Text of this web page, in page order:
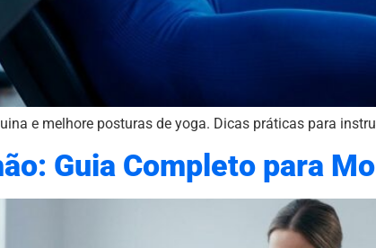
e melhore posturas de yoga. Dicas práticas para
Guia Completo para